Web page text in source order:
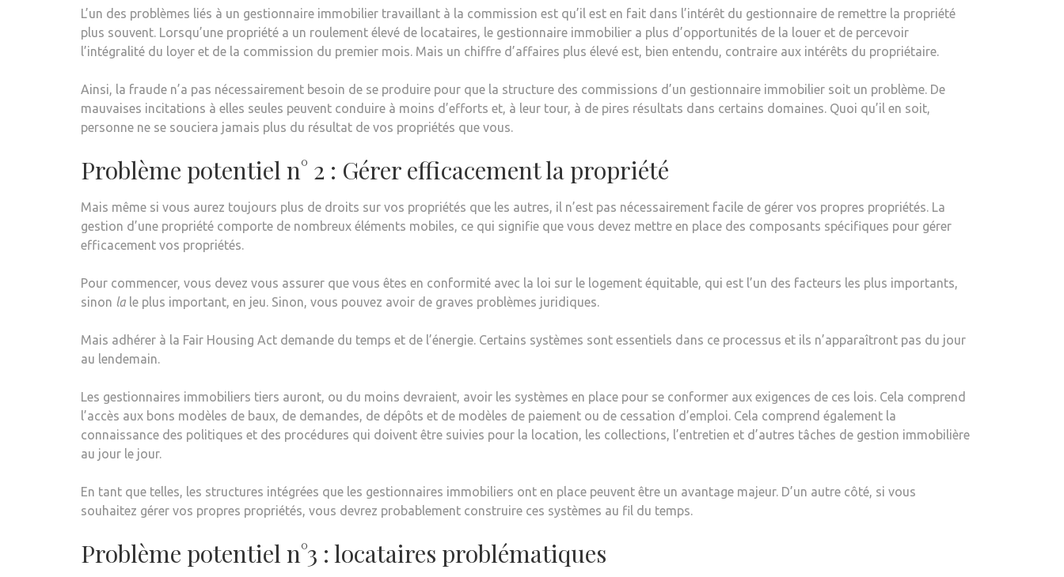
L’un des problèmes liés à un gestionnaire immobilier travaillant à la commission est qu’il est en fait dans l’intérêt du gestionnaire de remettre la propriété
plus souvent. Lorsqu’une propriété a un roulement élevé de locataires, le gestionnaire immobilier a plus d’opportunités de la louer et de percevoir
l’intégralité du loyer et de la commission du premier mois. Mais un chiffre d’affaires plus élevé est, bien entendu, contraire aux intérêts du propriétaire.
Ainsi, la fraude n’a pas nécessairement besoin de se produire pour que la structure des commissions d’un gestionnaire immobilier soit un problème. De
mauvaises incitations à elles seules peuvent conduire à moins d’efforts et, à leur tour, à de pires résultats dans certains domaines. Quoi qu’il en soit,
personne ne se souciera jamais plus du résultat de vos propriétés que vous.
Problème potentiel n° 2 : Gérer efficacement la propriété
Mais même si vous aurez toujours plus de droits sur vos propriétés que les autres, il n’est pas nécessairement facile de gérer vos propres propriétés. La
gestion d’une propriété comporte de nombreux éléments mobiles, ce qui signifie que vous devez mettre en place des composants spécifiques pour gérer
efficacement vos propriétés.
Pour commencer, vous devez vous assurer que vous êtes en conformité avec la loi sur le logement équitable, qui est l’un des facteurs les plus importants,
sinon la le plus important, en jeu. Sinon, vous pouvez avoir de graves problèmes juridiques.
Mais adhérer à la Fair Housing Act demande du temps et de l’énergie. Certains systèmes sont essentiels dans ce processus et ils n’apparaîtront pas du jour
au lendemain.
Les gestionnaires immobiliers tiers auront, ou du moins devraient, avoir les systèmes en place pour se conformer aux exigences de ces lois. Cela comprend
l’accès aux bons modèles de baux, de demandes, de dépôts et de modèles de paiement ou de cessation d’emploi. Cela comprend également la
connaissance des politiques et des procédures qui doivent être suivies pour la location, les collections, l’entretien et d’autres tâches de gestion immobilière
au jour le jour.
En tant que telles, les structures intégrées que les gestionnaires immobiliers ont en place peuvent être un avantage majeur. D’un autre côté, si vous
souhaitez gérer vos propres propriétés, vous devrez probablement construire ces systèmes au fil du temps.
Problème potentiel n°3 : locataires problématiques